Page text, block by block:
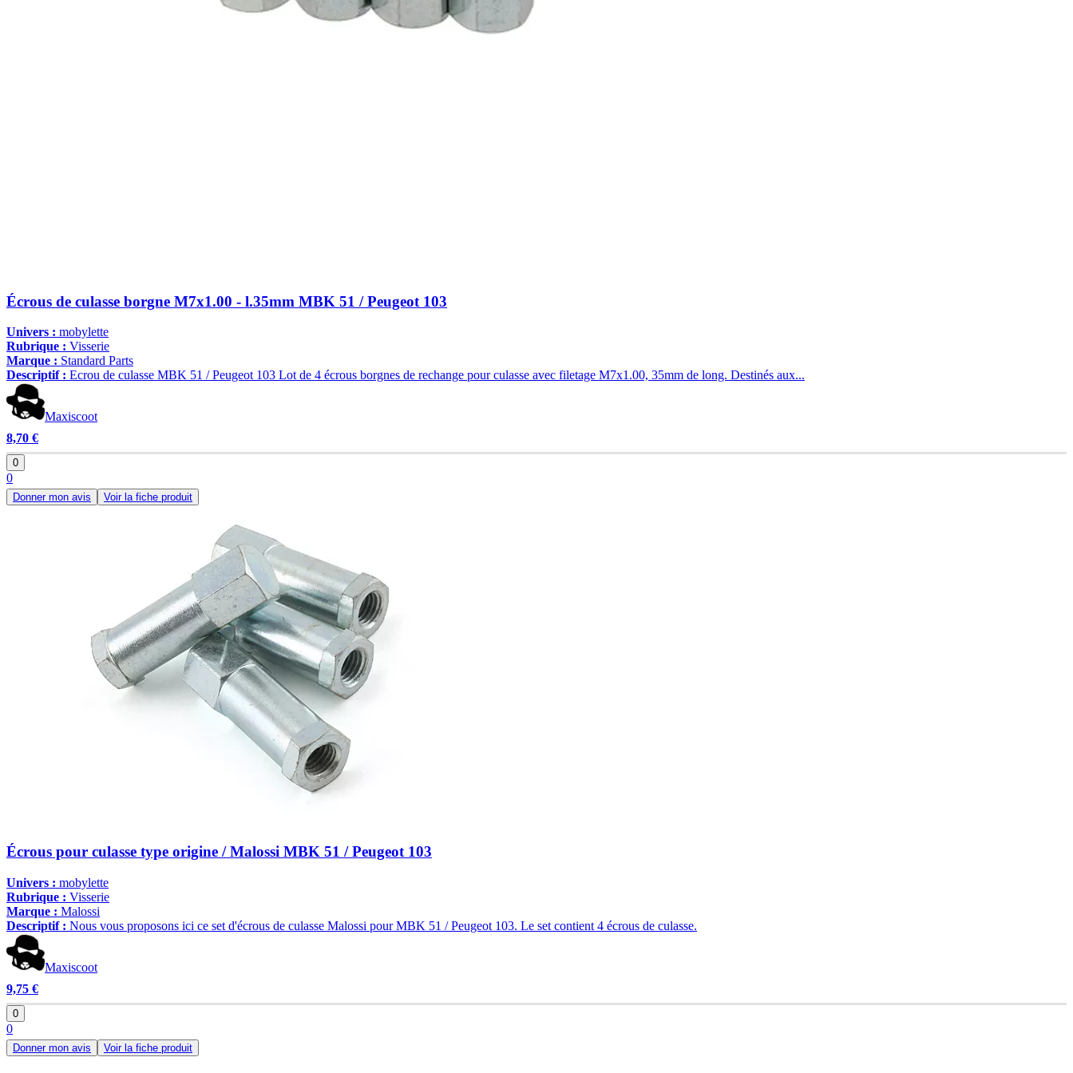
Écrous de culasse borgne M7x1.00 - l.35mm MBK 51 / Peugeot 103
Univers : mobylette
Rubrique : Visserie
Marque : Standard Parts
Descriptif : Ecrou de culasse MBK 51 / Peugeot 103 Lot de 4 écrous borgnes de rechange pour culasse avec filetage M7x1.00, 35mm de long. Destinés aux...
Maxiscoot
8,70 €
0
0
Donner mon avis Voir la fiche produit
Écrous pour culasse type origine / Malossi MBK 51 / Peugeot 103
Univers : mobylette
Rubrique : Visserie
Marque : Malossi
Descriptif : Nous vous proposons ici ce set d'écrous de culasse Malossi pour MBK 51 / Peugeot 103. Le set contient 4 écrous de culasse.
Maxiscoot
9,75 €
0
0
Donner mon avis Voir la fiche produit